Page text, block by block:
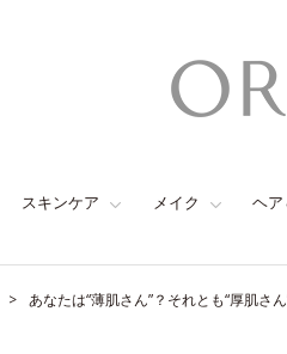
スキンケア メイク ヘ
あなたは“薄肌さん”？それとも“厚肌さ